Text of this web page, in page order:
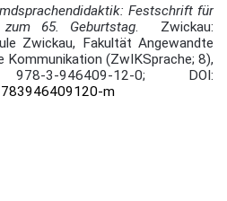
Festschrift für
zum 65. Geburtstag. Zwickau:
Zwickau, Fakultät Angewandte
Kommunikation (ZwIKSprache; 8),
3-946409-12-0; DOI:
m